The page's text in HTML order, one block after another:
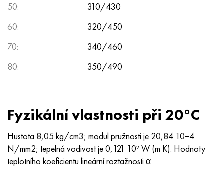
50:
310/430
60:
320/450
70:
340/460
80:
350/490
Fyzikální vlastnosti při 20°C
Hustota 8,05 kg/cm3; modul pružnosti je 20,84 10−4
N/mm2; tepelná vodivost je 0,121 10² W (m K). Hodnoty
teplotního koeficientu lineární roztažnosti α